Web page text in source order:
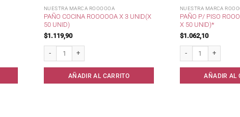
NUESTRA MARCA ROOOOOA
PAÑO COCINA ROOOOOA X 3 UNID(X
50 UNID)
$1.119,90
AÑADIR AL CARRITO
NUESTRA MARCA
PAÑO P/ PISO
X 50 UNID)*
$1.062,10
AÑADIR AL